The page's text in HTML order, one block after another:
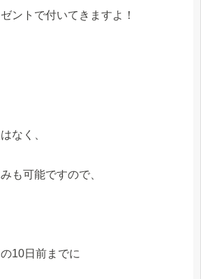
ントで付いてきますよ！
なく、
も可能ですので、
10日前までに